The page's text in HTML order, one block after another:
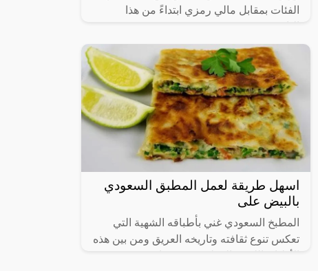
الفئات بمقابل مالي رمزي ابتداءً من هذا
اسهل طريقة لعمل المطبق السعودي
بالبيض على
المطبخ السعودي غني بأطباقه الشهية التي
تعكس تنوع ثقافته وتاريخه العريق ومن بين هذه